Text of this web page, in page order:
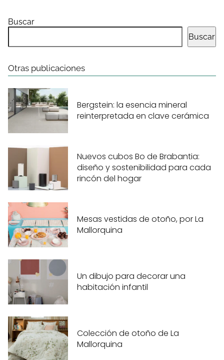
Buscar
Buscar
Otras publicaciones
Bergstein: la esencia mineral
reinterpretada en clave cerámica
Nuevos cubos Bo de Brabantia:
diseño y sostenibilidad para cada
rincón del hogar
Mesas vestidas de otoño, por La
Mallorquina
Un dibujo para decorar una
habitación infantil
Colección de otoño de La
Mallorquina